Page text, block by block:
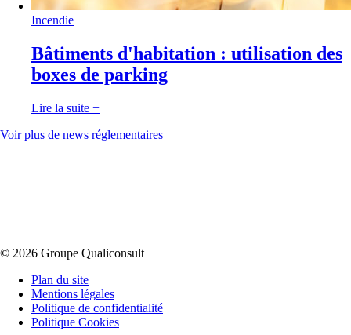
Incendie
Bâtiments d'habitation : utilisation des
boxes de parking
Lire la suite +
Voir plus de news réglementaires
© 2026 Groupe Qualiconsult
Plan du site
Mentions légales
Politique de confidentialité
Politique Cookies